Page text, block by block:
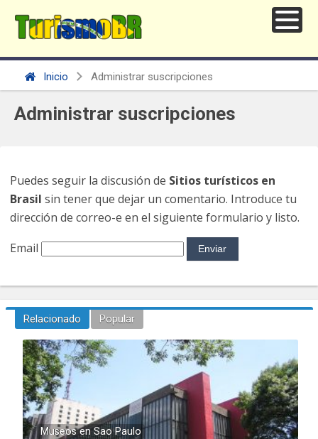
Inicio Administrar suscripciones
Administrar suscripciones
Puedes seguir la discusión de Sitios turísticos en
Brasil sin tener que dejar un comentario. Introduce tu
dirección de correo-e en el siguiente formulario y listo.
Email
Relacionado Popular
Museos en Sao Paulo